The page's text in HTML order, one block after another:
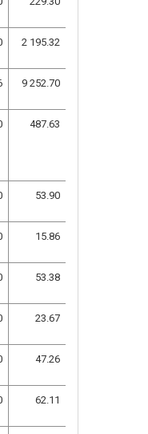
2 195.32
9 252.70
487.63
53.90
15.86
53.38
23.67
47.26
62.11